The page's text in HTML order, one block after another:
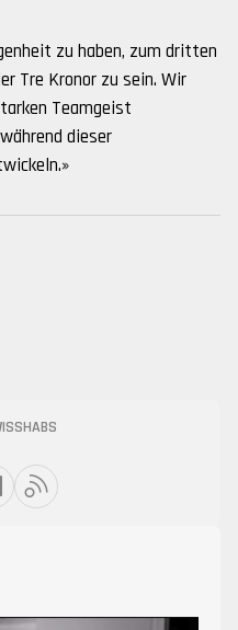
zu haben, zum dritten
Tre Kronor zu sein. Wir
Teamgeist
dieser